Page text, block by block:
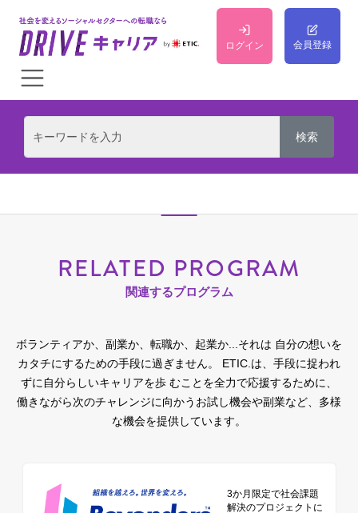
ログイン 会員登録
RELATED PROGRAM
関連するプログラム
ボランティアか、副業か、転職か、起業か...それは 自分の想いを
カタチにするための手段に過ぎません。
ETIC.は、手段に捉われ
ずに自分らしいキャリアを歩 むことを全力で応援するために、
働きながら次のチャレンジに向かうお試し機会や副業など、多様
な機会を提供しています。
3か月限定で社会課題
解決のプロジェクトに